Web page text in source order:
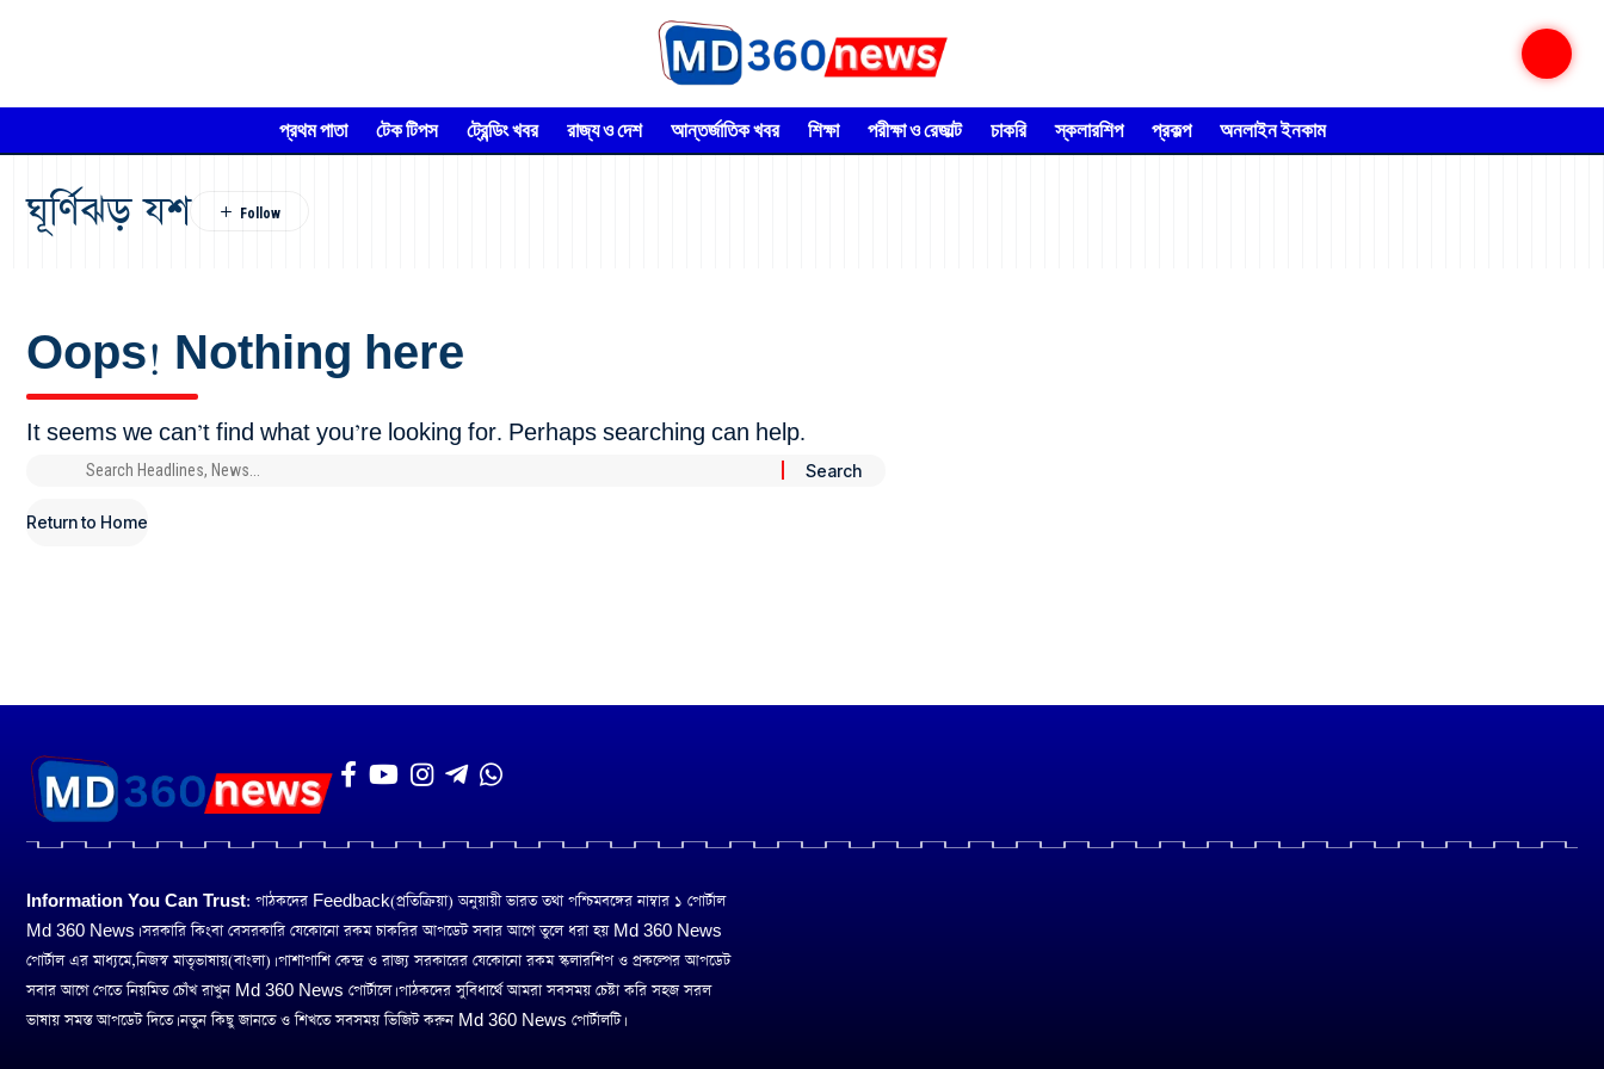
প্রথম পাতা টেক টিপস ট্রেন্ডিং খবর রাজ্য ও দেশ আন্তর্জাতিক খবর শিক্ষা পরীক্ষা ও রেজাল্ট চাকরি স্কলারশিপ প্রকল্প অনলাইন ইনকাম
ঘূর্ণিঝড় যশ
Oops! Nothing here
It seems we can’t find what you’re looking for. Perhaps searching can help.
Return to Home
Information You Can Trust: পাঠকদের Feedback(প্রতিক্রিয়া) অনুয়ায়ী ভারত তথা পশ্চিমবঙ্গের নাম্বার ১ পোর্টাল
Md 360 News। সরকারি কিংবা বেসরকারি যেকোনো রকম চাকরির আপডেট সবার আগে তুলে ধরা হয় Md 360 News
পোর্টাল এর মাধ্যমে,নিজস্ব মাতৃভাষায়(বাংলা)। পাশাপাশি কেন্দ্র ও রাজ্য সরকারের যেকোনো রকম স্কলারশিপ ও প্রকল্পের আপডেট
সবার আগে পেতে নিয়মিত চোঁখ রাখুন Md 360 News পোর্টালে। পাঠকদের সুবিধার্থে আমরা সবসময় চেষ্টা করি সহজ সরল
ভাষায় সমস্ত আপডেট দিতে। নতুন কিছু জানতে ও শিখতে সবসময় ভিজিট করুন Md 360 News পোর্টালটি।